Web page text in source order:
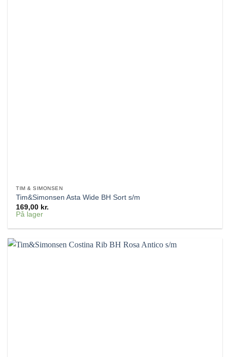
TIM & SIMONSEN
Tim&Simonsen Asta Wide BH Sort s/m
169,00 kr.
På lager